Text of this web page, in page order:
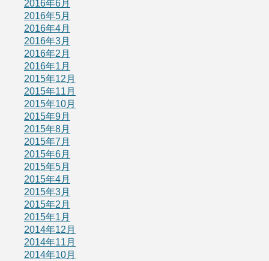
2016年6月
2016年5月
2016年4月
2016年3月
2016年2月
2016年1月
2015年12月
2015年11月
2015年10月
2015年9月
2015年8月
2015年7月
2015年6月
2015年5月
2015年4月
2015年3月
2015年2月
2015年1月
2014年12月
2014年11月
2014年10月